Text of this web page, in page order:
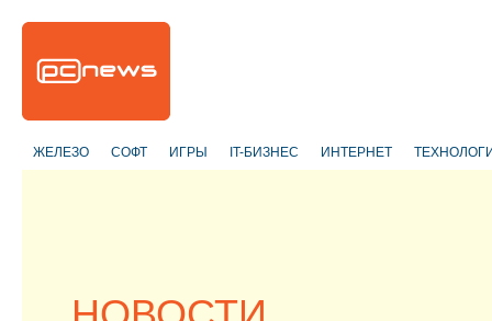
ЖЕЛЕЗО СОФТ ИГРЫ IT-БИЗНЕС ИНТЕРНЕТ